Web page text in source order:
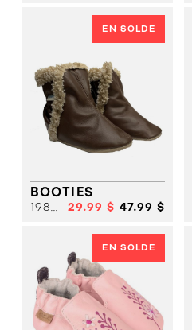
EN SOLDE
BOOTIES
19880 29.99 $ 47.99 $
EN SOLDE